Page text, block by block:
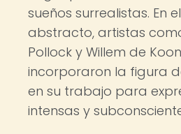
sueños surrealistas. En
abstracto, artistas
Pollock y Willem de
incorporaron la figura
en su trabajo para
intensas y